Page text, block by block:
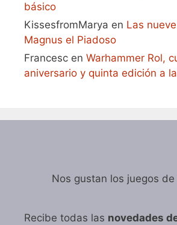
básico
KissesfromMarya en Las
Magnus el Piadoso
Francesc en Warhammer Rol,
aniversario y quinta edición a
Nos gustan los juegos de
Recibe todas las novedades